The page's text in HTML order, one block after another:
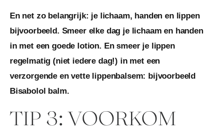
En net zo belangrijk: je lichaam, handen en lippen
bijvoorbeeld. Smeer elke dag je lichaam en handen
in met een goede lotion. En smeer je lippen
regelmatig (niet iedere dag!) in met een
verzorgende en vette lippenbalsem: bijvoorbeeld
Bisabolol balm.
TIP 3: VOORKOM